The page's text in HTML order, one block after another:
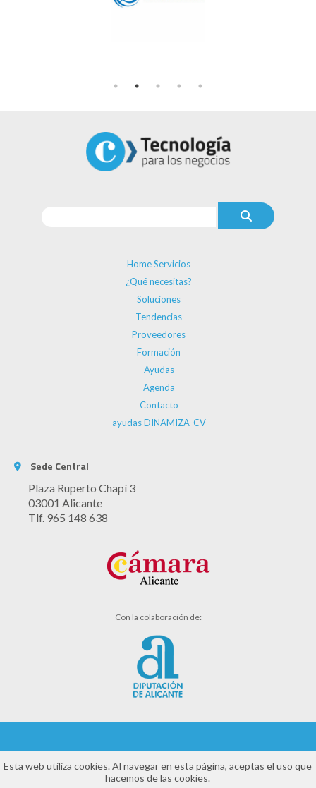
Home Servicios
¿Qué necesitas?
Soluciones
Tendencias
Proveedores
Formación
Ayudas
Agenda
Contacto
ayudas DINAMIZA-CV
Sede Central
Plaza Ruperto Chapí 3
03001 Alicante
Tlf. 965 148 638
Con la colaboración de:
Aviso legal
Esta web utiliza cookies. Al navegar en esta página, aceptas el uso que
hacemos de las cookies.